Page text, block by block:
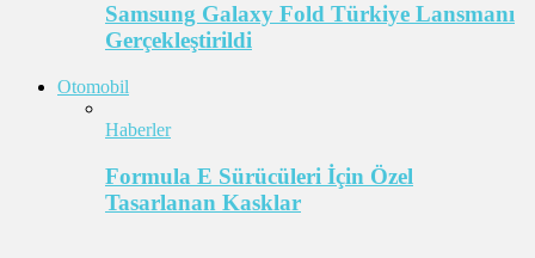
Samsung Galaxy Fold Türkiye Lansmanı
Gerçekleştirildi
Otomobil
Haberler
Formula E Sürücüleri İçin Özel
Tasarlanan Kasklar